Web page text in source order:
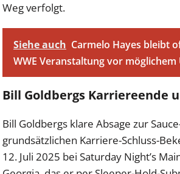
Weg verfolgt.
Siehe auch Carmelo Hayes bleibt
WWE Veranstaltung vor möglichem
Bill Goldbergs Karriereende
Bill Goldbergs klare Absage zur
grundsätzlichen Karriere-Schluss-
12. Juli 2025 bei Saturday Night’s